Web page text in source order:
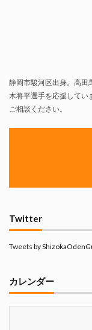
静岡市駿河区出身。高田
木将平選手を応援してい
ご相談ください。
Twitter
Tweets by
カレンダー